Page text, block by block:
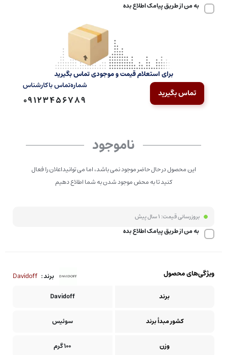
به من از طریق پیامک اطلاع بده
برای استعلام قیمت و موجودی تماس بگیرید
تماس بگیرید
شماره‌تماس‌ با‌کارشناس
09123456789
ناموجود
این محصول در حال حاضر موجود نمی باشد، اما می توانیداعلان را فعال
کنید تا به محض موجود شدن به شما اطلاع دهیم
بروزرسانی قیمت: 1 سال پیش
به من از طریق پیامک اطلاع بده
برند : Davidoff ویژگی‌های محصول
برند Davidoff
کشور مبدأ برند سوئیس
وزن 100 گرم